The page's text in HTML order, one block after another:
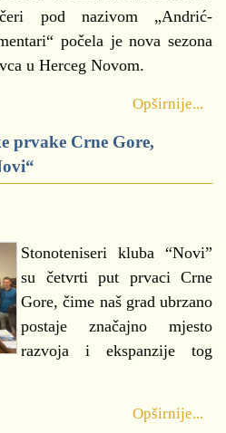
pod nazivom „Andrić-
počela je nova sezona
u Herceg Novom.
Opširnije...
prvake Crne Gore,
Stonoteniseri kluba “Novi”
su četvrti put prvaci Crne
Gore, čime naš grad ubrzano
postaje značajno mjesto
razvoja i ekspanzije tog
Opširnije...